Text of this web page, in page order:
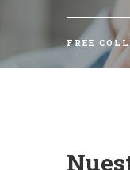
FREE